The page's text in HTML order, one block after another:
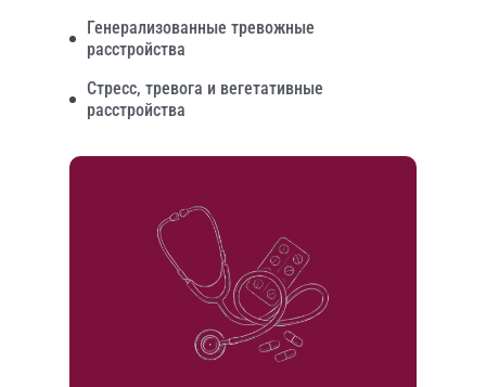
Генерализованные тревожные
расстройства
Стресс, тревога и вегетативные
расстройства